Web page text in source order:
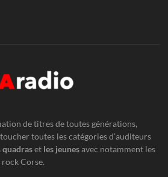
de titres de toutes générations,
toutes les catégories d’auditeurs
quadraset les jeunesavec notamment les
Corse.